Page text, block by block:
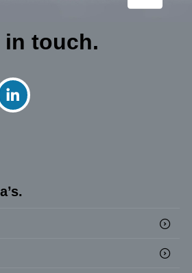
in touch.